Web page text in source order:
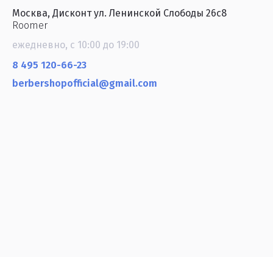
Москва, Дисконт ул. Ленинской Слободы 26с8
Roomer
ежедневно, с 10:00 до 19:00
8 495 120-66-23
berbershopofficial@gmail.com